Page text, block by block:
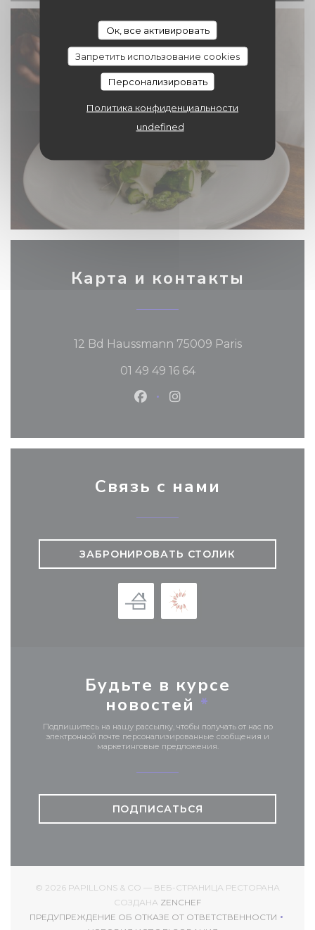
Ок, все активировать
Запретить использование cookies
Персонализировать
Политика конфиденциальности
undefined
Карта и контакты
12 Bd Haussmann 75009 Paris
01 49 49 16 64
Facebook ((открывается в
Instagram
Связь с нами
ЗАБРОНИРОВАТЬ СТОЛИК
Будьте в курсе
новостей *
Подпишитесь на нашу рассылку, чтобы получать от нас по
электронной почте персонализированные сообщения и
маркетинговые предложения.
ПОДПИСАТЬСЯ
© 2026 PAPILLONS & CO — ВЕБ-СТРАНИЦА РЕСТОРАНА
СОЗДАНА ZENCHEF((ОТКРЫВАЕТСЯ В
ПРЕДУПРЕЖДЕНИЕ ОБ ОТКАЗЕ ОТ ОТВЕТСТВЕННОСТИ
((ОТКРЫВАЕТСЯ В НОВОМ ОКНЕ))